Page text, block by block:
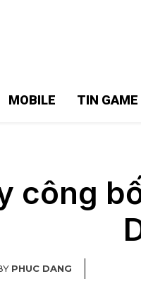
MOBILE TIN GAME
công
PHUC DANG